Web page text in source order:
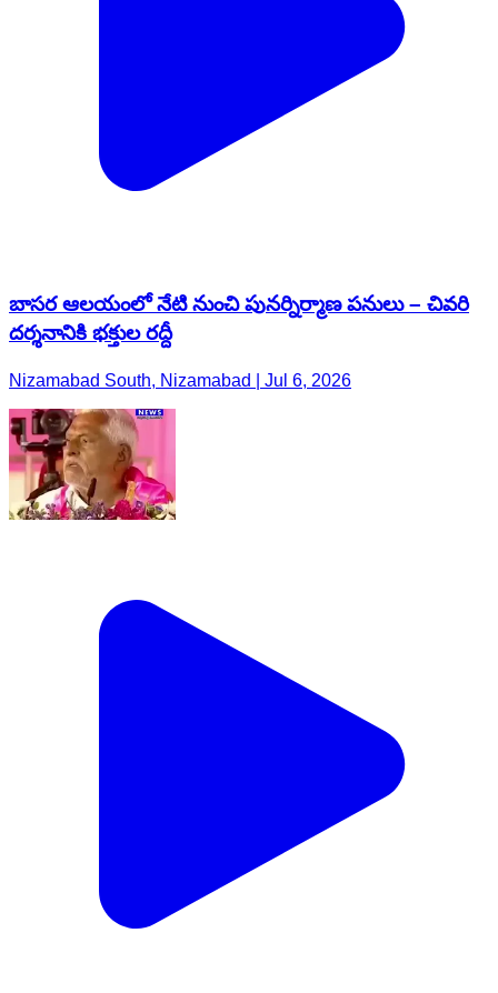
బాసర ఆలయంలో నేటి నుంచి పునర్నిర్మాణ పనులు – చివరి
దర్శనానికి భక్తుల రద్దీ
Nizamabad South, Nizamabad | Jul 6, 2026